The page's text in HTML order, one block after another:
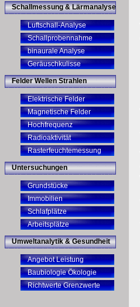
Schallmessung & Lärmanalyse
Luftschall-Analyse
Schallprobennahme
binaurale Analyse
Geräuschkulisse
Felder Wellen Strahlen
Elektrische Felder
Magnetische Felder
Hochfrequenz
Radioaktivität
Rasterfeuchtemessung
Untersuchungen
Grundstücke
Immobilien
Schlafplätze
Arbeitsplätze
Umweltanalytik & Gesundheit
Angebot Leistung
Baubiologie Ökologie
Richtwerte Grenzwerte